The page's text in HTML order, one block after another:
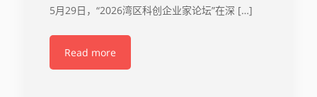
5月29日，“2026湾区科创企业家论坛”在深 […]
Read more